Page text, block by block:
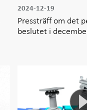
2024-12-19
Pressträff om det
beslutet i